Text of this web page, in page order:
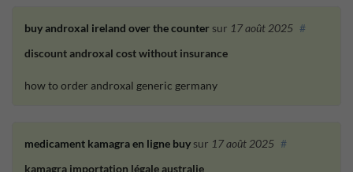
buy androxal ireland over the counter sur 17 août 2025 #
discount androxal cost without insurance
how to order androxal generic germany
medicament kamagra en ligne buy sur 17 août 2025 #
kamagra importation légale australie